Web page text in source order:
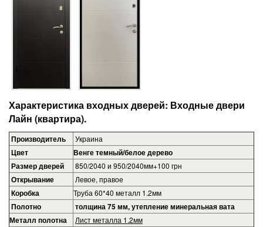
Характеристика входных дверей: Входные двери
Лайн (квартира).
Производитель Украина
Цвет
Венге темный/белое дерево
Размер дверей
850/2040 и 950/2040мм+100 грн
Открывание Левое, правое
Коробка Труба 60*40 металл 1.2мм
Полотно
толщина 75 мм, утепление минеральная вата
Металл полотна
Лист металла 1.2мм